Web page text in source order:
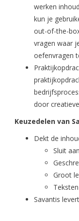
werken
kun je
out-of-the-
vragen waar
oefenvragen
door
Keuzedelen van
Dekt de
Sluit
Groot
Savantis